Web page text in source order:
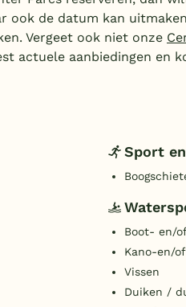
ook de datum kan
Vergeet ook niet onze
actuele aanbiedingen en
Sport
Boot- en/
Kano-en/
Vissen
Duiken /